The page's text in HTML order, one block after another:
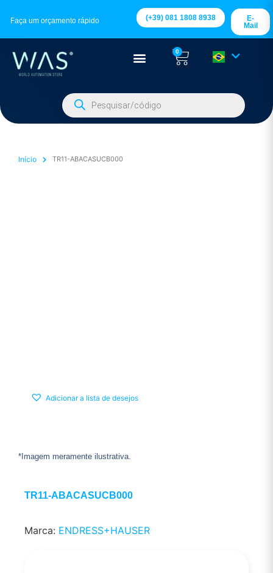
Faça um orçamento rápido (+39) 081 1808 8938
E-
Mail
0
Início TR11-ABACASUCB000
Adicionar a lista de desejos
*Imagem meramente ilustrativa.
TR11-ABACASUCB000
Marca: ENDRESS+HAUSER